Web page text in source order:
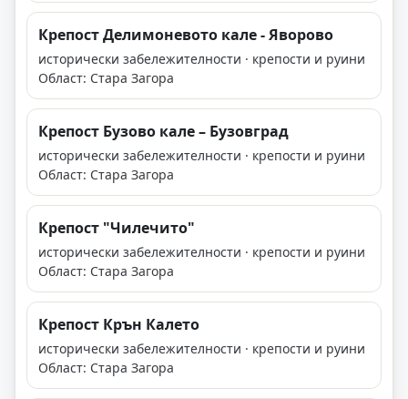
Крепост Делимоневото кале - Яворово
исторически забележителности · крепости и руини
Област: Стара Загора
Крепост Бузово кале – Бузовград
исторически забележителности · крепости и руини
Област: Стара Загора
Крепост "Чилечито"
исторически забележителности · крепости и руини
Област: Стара Загора
Крепост Крън Калето
исторически забележителности · крепости и руини
Област: Стара Загора